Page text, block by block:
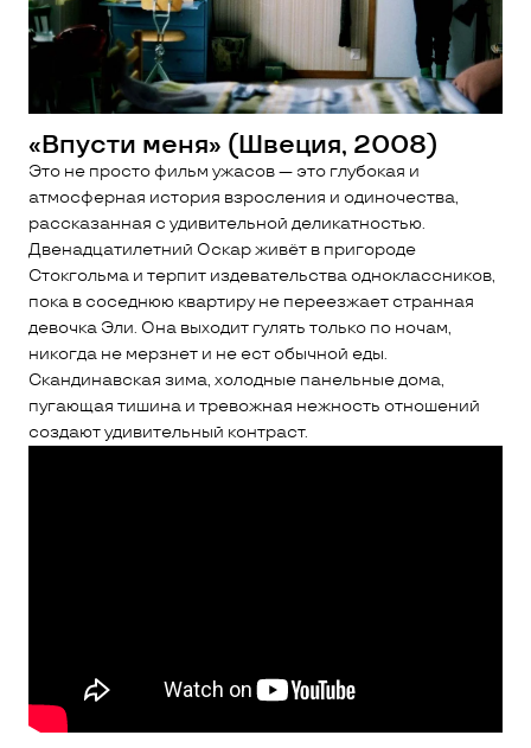
«Впусти меня» (Швеция, 2008)
Это не просто фильм ужасов — это глубокая и
атмосферная история взросления и одиночества,
рассказанная с удивительной деликатностью.
Двенадцатилетний Оскар живёт в пригороде
Стокгольма и терпит издевательства одноклассников,
пока в соседнюю квартиру не переезжает странная
девочка Эли. Она выходит гулять только по ночам,
никогда не мерзнет и не ест обычной еды.
Скандинавская зима, холодные панельные дома,
пугающая тишина и тревожная нежность отношений
создают удивительный контраст.